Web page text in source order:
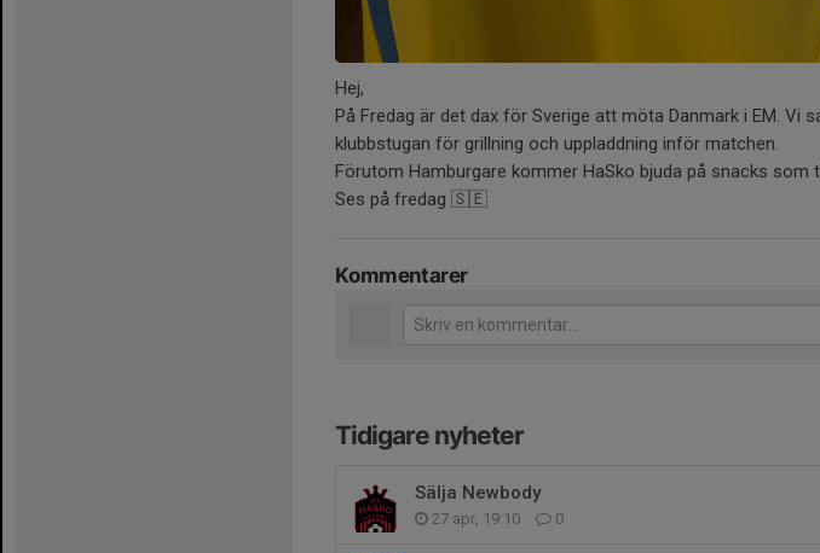
Hej,
På Fredag är det dax för Sverige att möta Danmark i EM. Vi
klubbstugan för grillning och uppladdning inför matchen.
Förutom Hamburgare kommer HaSko bjuda på snacks som
Ses på fredag 🇸🇪
Kommentarer
Tidigare nyheter
Sälja Newbody
27 apr, 19:10 0